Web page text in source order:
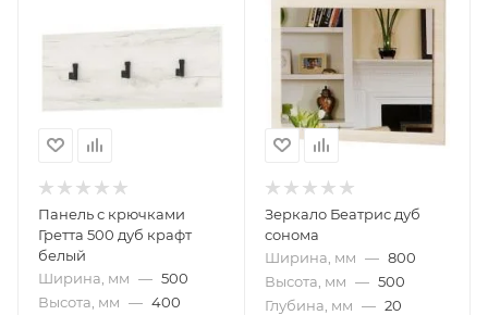
Панель с крючками
Гретта 500 дуб крафт
белый
Ширина, мм — 500
Высота, мм — 400
Зеркало Беатрис дуб
сонома
Ширина, мм — 800
Высота, мм — 500
Глубина, мм — 20